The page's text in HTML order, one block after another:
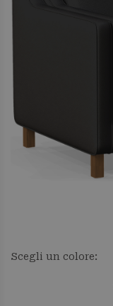
Scegli un colore: